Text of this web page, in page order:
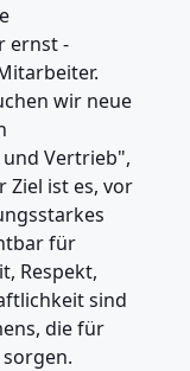
ernst -
wir neue
Vertrieb",
Ziel ist es, vor
für
Respekt,
sind
die für